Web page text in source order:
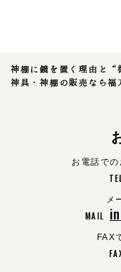
神棚に鏡を置く理由と“
神具・神棚の販売なら福
お電話で
メ
MAIL
FAX